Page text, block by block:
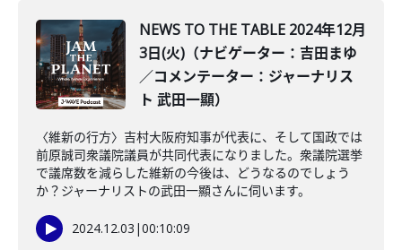
NEWS TO THE TABLE 2024年12月
3日(火)（ナビゲーター：吉田まゆ
／コメンテーター：ジャーナリス
ト 武田一顯）
〈維新の行方〉吉村大阪府知事が代表に、そして国政では
前原誠司衆議院議員が共同代表になりました。衆議院選挙
で議席数を減らした維新の今後は、どうなるのでしょう
か？ジャーナリストの武田一顯さんに伺います。
2024.12.03 |00:10:09